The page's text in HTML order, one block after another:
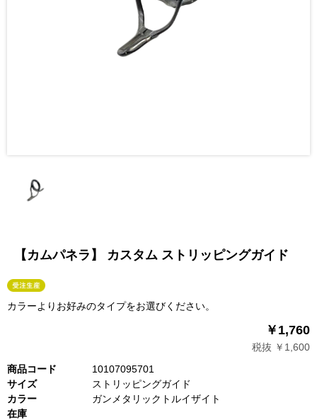
【カムパネラ】 カスタム ストリッピングガイド
カラーよりお好みのタイプをお選びください。
￥1,760
税抜 ￥1,600
商品コード
10107095701
サイズ
ストリッピングガイド
カラー
ガンメタリックトルイザイト
在庫